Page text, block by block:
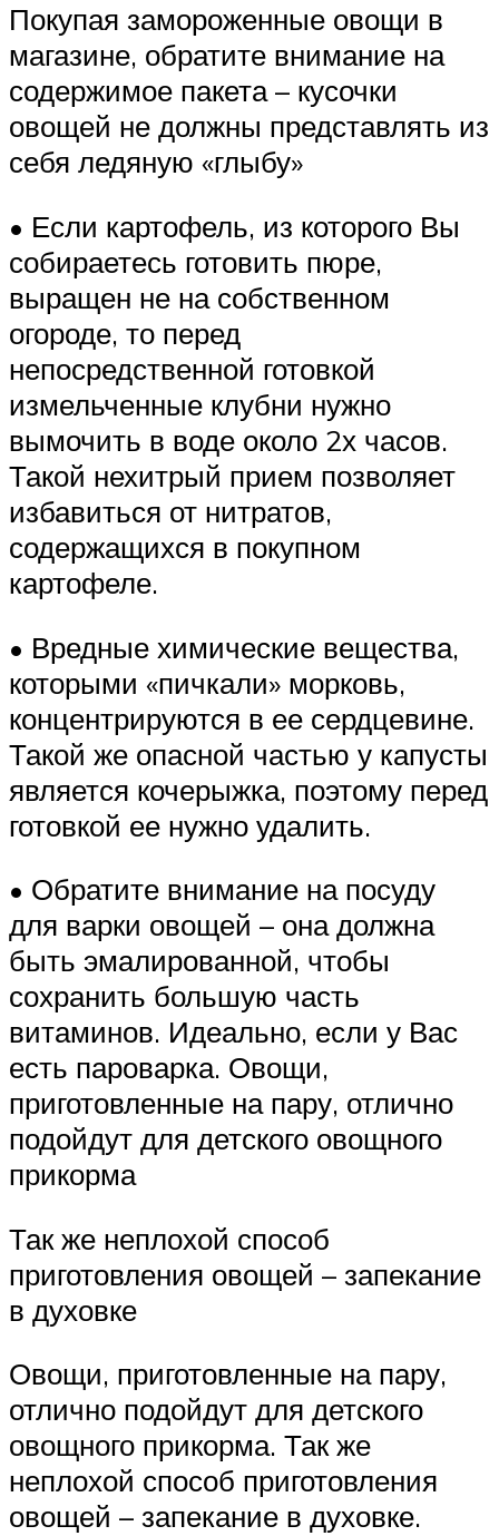
Покупая замороженные овощи в
магазине, обратите внимание на
содержимое пакета – кусочки
овощей не должны представлять из
себя ледяную «глыбу»
• Если картофель, из которого Вы
собираетесь готовить пюре,
выращен не на собственном
огороде, то перед
непосредственной готовкой
измельченные клубни нужно
вымочить в воде около 2х часов.
Такой нехитрый прием позволяет
избавиться от нитратов,
содержащихся в покупном
картофеле.
• Вредные химические вещества,
которыми «пичкали» морковь,
концентрируются в ее сердцевине.
Такой же опасной частью у капусты
является кочерыжка, поэтому перед
готовкой ее нужно удалить.
• Обратите внимание на посуду
для варки овощей – она должна
быть эмалированной, чтобы
сохранить большую часть
витаминов. Идеально, если у Вас
есть пароварка. Овощи,
приготовленные на пару, отлично
подойдут для детского овощного
прикорма
Так же неплохой способ
приготовления овощей – запекание
в духовке
Овощи, приготовленные на пару,
отлично подойдут для детского
овощного прикорма. Так же
неплохой способ приготовления
овощей – запекание в духовке.